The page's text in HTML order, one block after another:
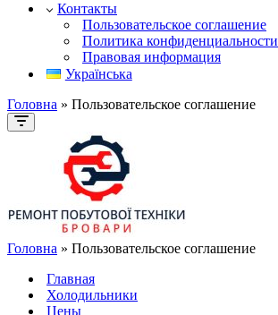
Контакты
Пользовательское соглашение
Политика конфиденциальности
Правовая информация
Українська
Головна » Пользовательское соглашение
Navigation
Головна » Пользовательское соглашение
Главная
Холодильники
Цены